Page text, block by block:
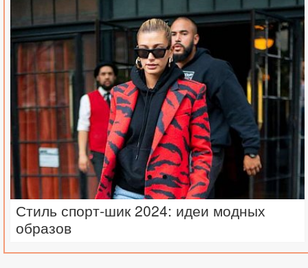
Стиль спорт-шик 2024: идеи модных
образов